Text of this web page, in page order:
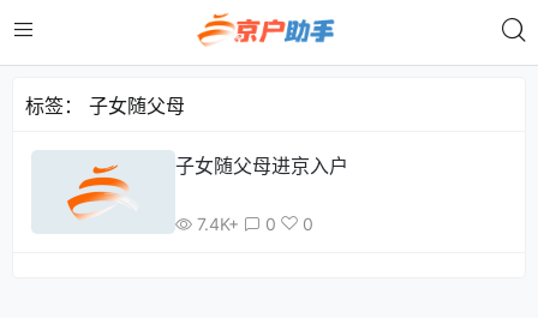
标签： 子女随父母
子女随父母进京入户
7.4K+ 0 0